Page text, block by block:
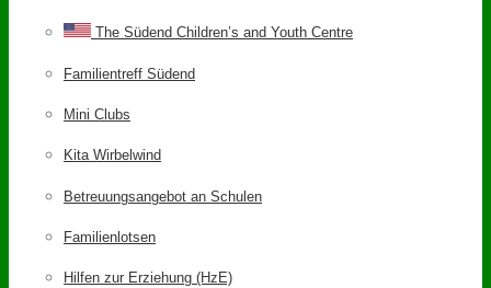
The Südend Children’s and Youth Centre
Familientreff Südend
Mini Clubs
Kita Wirbelwind
Betreuungsangebot an Schulen
Familienlotsen
Hilfen zur Erziehung (HzE)